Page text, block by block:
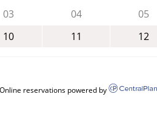
03
04 05
10
11 12
Online reservations powered by